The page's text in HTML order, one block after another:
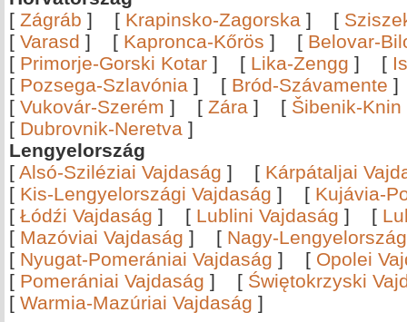
[ Zágráb ] [ Krapinsko-Zagorska ] [
[ Varasd ] [ Kapronca-Kőrös ] [ Belovar-
[ Primorje-Gorski Kotar ] [ Lika-Zengg ] [
[ Pozsega-Szlavónia ] [ Bród-Szávamente
[ Vukovár-Szerém ] [ Zára ] [ Šibenik-Knin
[ Dubrovnik-Neretva ]
Lengyelország
[ Alsó-Sziléziai Vajdaság ] [ Kárpátaljai
[ Kis-Lengyelországi Vajdaság ] [ Kujávia-
[ Łódźi Vajdaság ] [ Lublini Vajdaság ] [
[ Mazóviai Vajdaság ] [ Nagy-
[ Nyugat-Pomerániai Vajdaság ] [ Opolei
[ Pomerániai Vajdaság ] [ Świętokrzyski
[ Warmia-Mazúriai Vajdaság ]